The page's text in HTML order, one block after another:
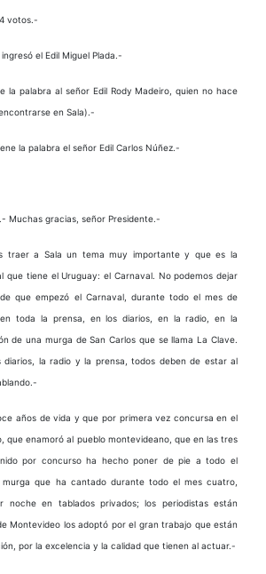
votos.-
el Edil Miguel Plada.-
la palabra al señor Edil Rody Madeiro, quien no hace
en Sala).-
la palabra el señor Edil Carlos Núñez.-
Muchas gracias, señor Presidente.-
traer a Sala un tema muy importante y que es la
que tiene el Uruguay: el Carnaval. No podemos dejar
que empezó el Carnaval, durante todo el mes de
toda la prensa, en los diarios, en la radio, en la
de una murga de San Carlos que se llama La Clave.
diarios, la radio y la prensa, todos deben de estar al
años de vida y que por primera vez concursa en el
que enamoró al pueblo montevideano, que en las tres
por concurso ha hecho poner de pie a todo el
murga que ha cantado durante todo el mes cuatro,
noche en tablados privados; los periodistas están
Montevideo los adoptó por el gran trabajo que están
por la excelencia y la calidad que tienen al actuar.-